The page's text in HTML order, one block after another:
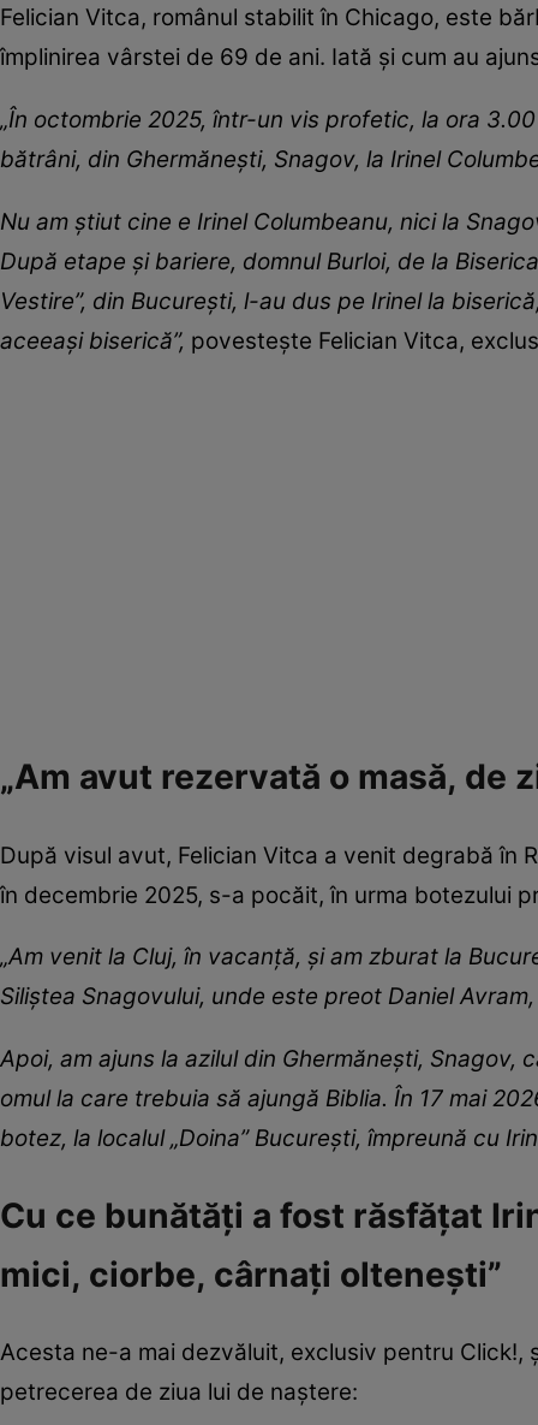
Felician Vitca, românul stabilit în Chicago, este
împlinirea vârstei de 69 de ani. Iată și cum au
„În octombrie 2025, într-un vis profetic, la ora
bătrâni, din Ghermănești, Snagov, la Irinel
Nu am știut cine e Irinel Columbeanu, nici la
După etape și bariere, domnul Burloi, de la
Vestire”, din București, l-au dus pe Irinel la
aceeași biserică”, povestește Felician Vitca,
„Am avut rezervată o masă, de
După visul avut, Felician Vitca a venit degrabă în
în decembrie 2025, s-a pocăit, în urma botezului
„Am venit la Cluj, în vacanță, și am zburat la
Siliștea Snagovului, unde este preot Daniel
Apoi, am ajuns la azilul din Ghermănești,
omul la care trebuia să ajungă Biblia. În 17 mai
botez, la localul „Doina” București, împreună cu
Cu ce bunătăți a fost răsfățat
mici, ciorbe, cârnați oltenești”
Acesta ne-a mai dezvăluit, exclusiv pentru
petrecerea de ziua lui de naștere: